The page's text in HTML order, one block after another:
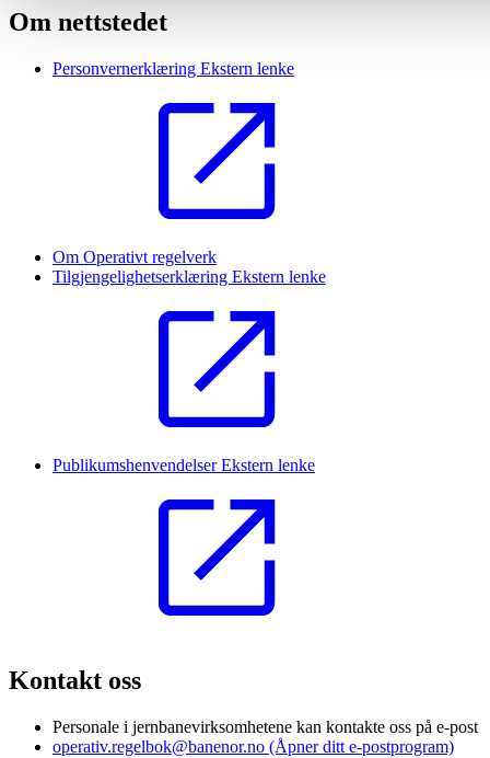
Om nettstedet
Personvernerklæring Ekstern lenke
Om Operativt regelverk
Tilgjengelighetserklæring Ekstern lenke
PublikumshenvendelserEkstern lenke
Kontakt oss
Personale i jernbanevirksomhetene kan kontakte oss på e-post
operativ.regelbok@banenor.no (Åpner ditt e-postprogram)